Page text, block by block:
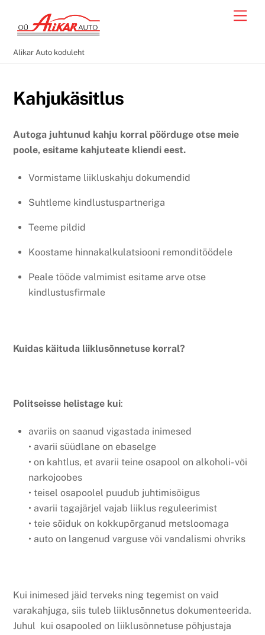
content
Alikar Auto koduleht
Kahjukäsitlus
Autoga juhtunud kahju korral pöörduge otse meie
poole, esitame kahjuteate kliendi eest.
Vormistame liikluskahju dokumendid
Suhtleme kindlustuspartneriga
Teeme pildid
Koostame hinnakalkulatsiooni remonditöödele
Peale tööde valmimist esitame arve otse
kindlustusfirmale
Kuidas käituda liiklusõnnetuse korral?
Politseisse helistage kui:
avariis on saanud vigastada inimesed
• avarii süüdlane on ebaselge
• on kahtlus, et avarii teine osapool on alkoholi- või
narkojoobes
• teisel osapoolel puudub juhtimisõigus
• avarii tagajärjel vajab liiklus reguleerimist
• teie sõiduk on kokkupõrganud metsloomaga
• auto on langenud varguse või vandalismi ohvriks
Kui inimesed jäid terveks ning tegemist on vaid
varakahjuga, siis tuleb liiklusõnnetus dokumenteerida.
Juhul kui osapooled on liiklusõnnetuse põhjustaja